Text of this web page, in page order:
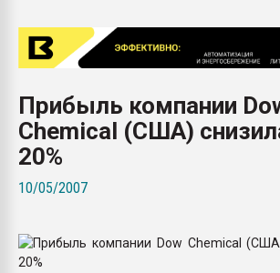
Прибыль компании
Chemical (США)
20%
10/05/2007